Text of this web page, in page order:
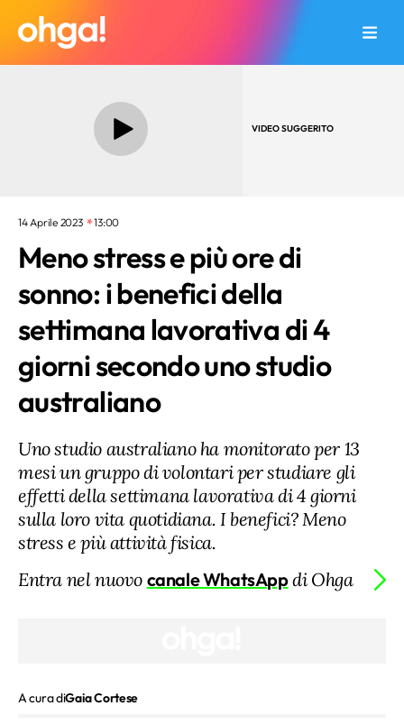
VIDEO SUGGERITO
14 Aprile 2023 13:00
Meno stress e più ore di
sonno: i benefici della
settimana lavorativa di 4
giorni secondo uno studio
australiano
Uno studio australiano ha monitorato per 13
mesi un gruppo di volontari per studiare gli
effetti della settimana lavorativa di 4 giorni
sulla loro vita quotidiana. I benefici? Meno
stress e più attività fisica.
Entra nel nuovo canale WhatsAppdi Ohga
A cura diGaia Cortese